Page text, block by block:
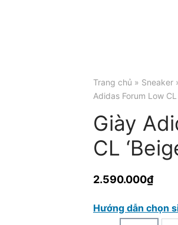
Trang chủ » Sneaker
Adidas Forum Low CL
Giày
CL
2.590.000₫
Hướng dẫn chọn